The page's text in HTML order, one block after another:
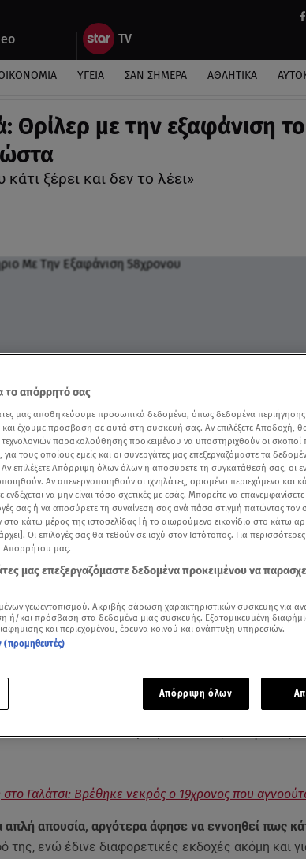
ΥΓΕΙΑ ΣΑΝ ΣΗΜΕΡΑ ΑΘΛΗΤΙΚΑ
Θρίλερ με την εξαφάνιση
ξέρει και δεν το λέει»
περισσότερα άρθρα μας στα αποτελέσματα αναζήτησης
μετά από τη μυστηριώδη εξαφάνιση
ενός
για την τύχη του.
ήταν το τελευταίο πρόσωπο που τον είδε
Τούνελ», υπέπεσε όμως σε πολλές αντιφάσεις.
στο Γαλάτσι: Βρέθηκε νεκρός ο 19χρονος που
απλή απουσία, αργότερα άφησε να εννοηθεί πως
της, ενώ έδινε διαφορετικές εκδοχές ακόμη και
το απόρρητό σας
μας αποθηκεύουμε προσωπικά δεδομένα, όπως δεδομένα
και έχουμε πρόσβαση σε αυτά στη συσκευή σας. Αν επιλέξετε Αποδοχή,
παρακολούθησης προκειμένου να υποστηριχθούν οι σκοποί
τους οποίους εμείς και οι συνεργάτες μας επεξεργαζόμαστε τα
επιλέξετε Απόρριψη όλων όλων ή αποσύρετε τη συγκατάθεσή σας, οι
Αν απενεργοποιηθούν οι ιχνηλάτες, ορισμένο περιεχόμενο και
ενδέχεται να μην είναι τόσο σχετικές με εσάς. Μπορείτε να
σας ή να αποσύρετε τη συναίνεσή σας ανά πάσα στιγμή πατώντας τον
στο κάτω μέρος της ιστοσελίδας [ή το αιωρούμενο εικονίδιο στο κάτω
Οι επιλογές σας θα τεθούν σε ισχύ στον Ιστότοπος. Για
Απορρήτου μας.
μας επεξεργαζόμαστε δεδομένα προκειμένου να
γεωεντοπισμού. Ακριβής σάρωση χαρακτηριστικών συσκευής για
ή/και πρόσβαση στα δεδομένα μιας συσκευής. Εξατομικευμένη
και περιεχομένου, έρευνα κοινού και ανάπτυξη υπηρεσιών.
(προμηθευτές)
Απόρριψη όλων